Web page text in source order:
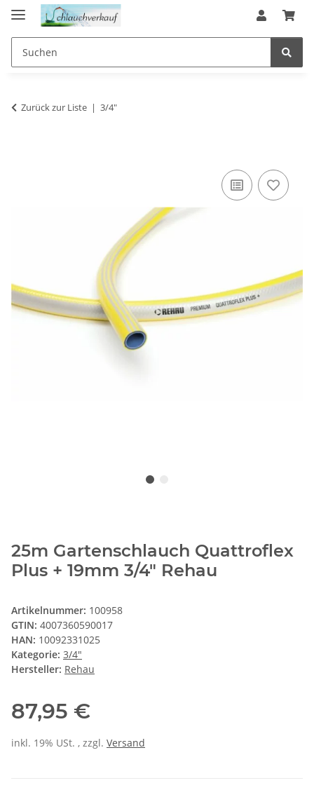
Zurück zur Liste 3/4"
25m Gartenschlauch Quattroflex
Plus + 19mm 3/4" Rehau
Artikelnummer: 100958
GTIN: 4007360590017
HAN: 10092331025
Kategorie: 3/4"
Hersteller: Rehau
87,95 €
inkl. 19% USt. , zzgl. Versand